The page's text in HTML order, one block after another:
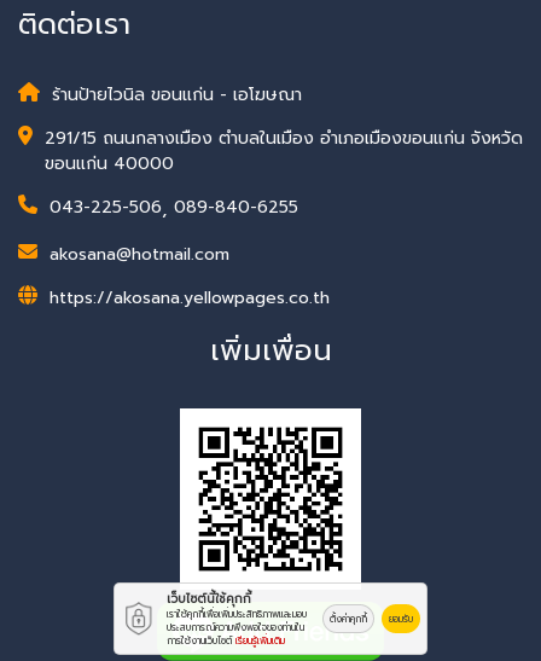
ติดต่อเรา
ร้านป้ายไวนิล ขอนแก่น - เอโฆษณา
291/15 ถนนกลางเมือง ตำบลในเมือง อำเภอเมืองขอนแก่น จังหวัด
ขอนแก่น 40000
043-225-506, 089-840-6255
akosana@hotmail.com
https://akosana.yellowpages.co.th
เพิ่มเพื่อน
เว็บไซต์นี้ใช้คุกกี้
เราใช้คุกกี้เพื่อเพิ่มประสิทธิภาพและมอบ
ประสบการณ์ความพึงพอใจของท่านใน
การใช้งานเว็บไซต์เรียนรู้เพิ่มเติม
ตั้งค่าคุกกี้ ยอมรับ